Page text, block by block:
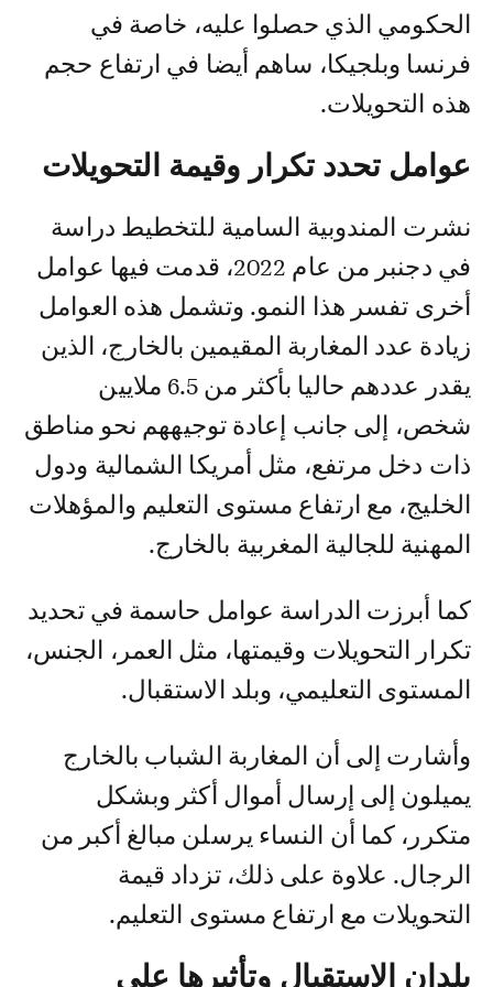
الحكومي الذي حصلوا عليه، خاصة في
فرنسا وبلجيكا، ساهم أيضا في ارتفاع حجم
هذه التحويلات.
عوامل تحدد تكرار وقيمة التحويلات
نشرت المندوبية السامية للتخطيط دراسة
في دجنبر من عام 2022، قدمت فيها عوامل
أخرى تفسر هذا النمو. وتشمل هذه العوامل
زيادة عدد المغاربة المقيمين بالخارج، الذين
يقدر عددهم حاليا بأكثر من 6.5 ملايين
شخص، إلى جانب إعادة توجيههم نحو مناطق
ذات دخل مرتفع، مثل أمريكا الشمالية ودول
الخليج، مع ارتفاع مستوى التعليم والمؤهلات
المهنية للجالية المغربية بالخارج.
كما أبرزت الدراسة عوامل حاسمة في تحديد
تكرار التحويلات وقيمتها، مثل العمر، الجنس،
المستوى التعليمي، وبلد الاستقبال.
وأشارت إلى أن المغاربة الشباب بالخارج
يميلون إلى إرسال أموال أكثر وبشكل
متكرر، كما أن النساء يرسلن مبالغ أكبر من
الرجال. علاوة على ذلك، تزداد قيمة
التحويلات مع ارتفاع مستوى التعليم.
بلدان الاستقبال وتأثيرها على